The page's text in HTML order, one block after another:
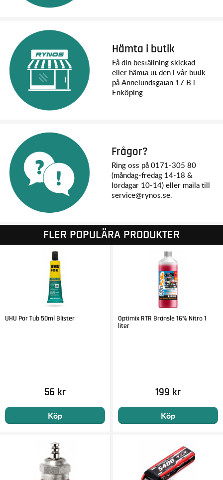
Hämta i butik
Få din beställning skickad
eller hämta ut den i vår butik
på Annelundsgatan 17 B i
Enköping.
Frågor?
Ring oss på 0171-305 80
(måndag-fredag 14-18 &
lördagar 10-14) eller maila till
service@rynos.se.
FLER POPULÄRA PRODUKTER
UHU Por Tub 50ml Blister
56 kr
Köp
Optimix RTR Bränsle 16% Nitro 1
liter
199 kr
Köp